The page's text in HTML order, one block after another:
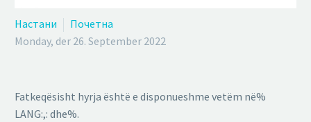
Настани
Почетна
Monday, der 26. September 2022
Fatkeqësisht hyrja është e disponueshme vetëm në%
LANG:,: dhe%.